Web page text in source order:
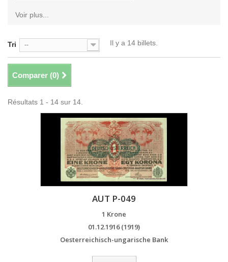
Voir plus...
Tri -- Il y a 14 billets.
Comparer (0)
Résultats 1 - 14 sur 14.
AUT P-049
1 Krone
01.12.1916 (1919)
Oesterreichisch-ungarische Bank